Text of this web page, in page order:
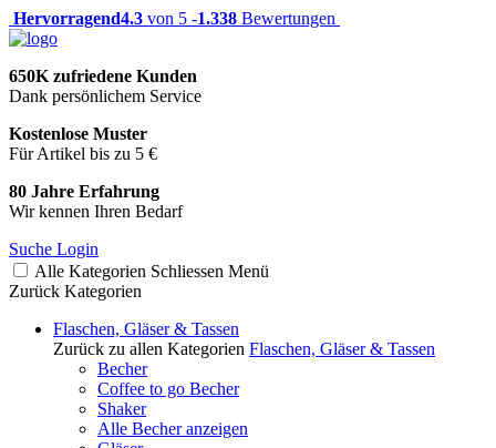
Hervorragend4.3 von 5 -1.338 Bewertungen
650K zufriedene Kunden
Dank persönlichem Service
Kostenlose Muster
Für Artikel bis zu 5 €
80 Jahre Erfahrung
Wir kennen Ihren Bedarf
Suche Login
Alle Kategorien Schliessen Menü
Zurück Kategorien
Flaschen, Gläser & Tassen
Zurück zu allen Kategorien Flaschen, Gläser & Tassen
Becher
Coffee to go Becher
Shaker
Alle Becher anzeigen